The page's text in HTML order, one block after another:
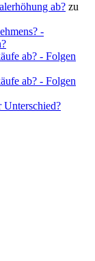
ab? zu
-
ab? - Folgen
ab? - Folgen